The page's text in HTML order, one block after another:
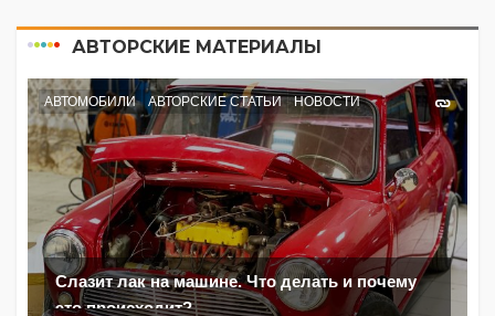
АВТОРСКИЕ МАТЕРИАЛЫ
АВТОМОБИЛИ АВТОРСКИЕ СТАТЬИ НОВОСТИ
Слазит лак на машине. Что делать и почему
это происходит?